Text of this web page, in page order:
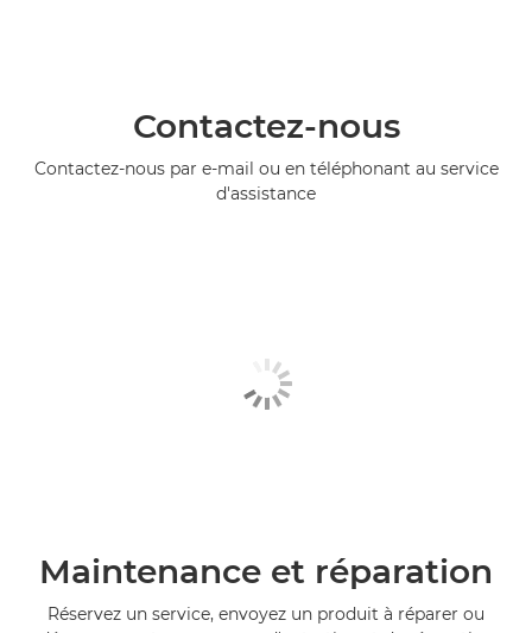
Contactez-nous
Contactez-nous par e-mail ou en téléphonant au service
d'assistance
Maintenance et réparation
Réservez un service, envoyez un produit à réparer ou